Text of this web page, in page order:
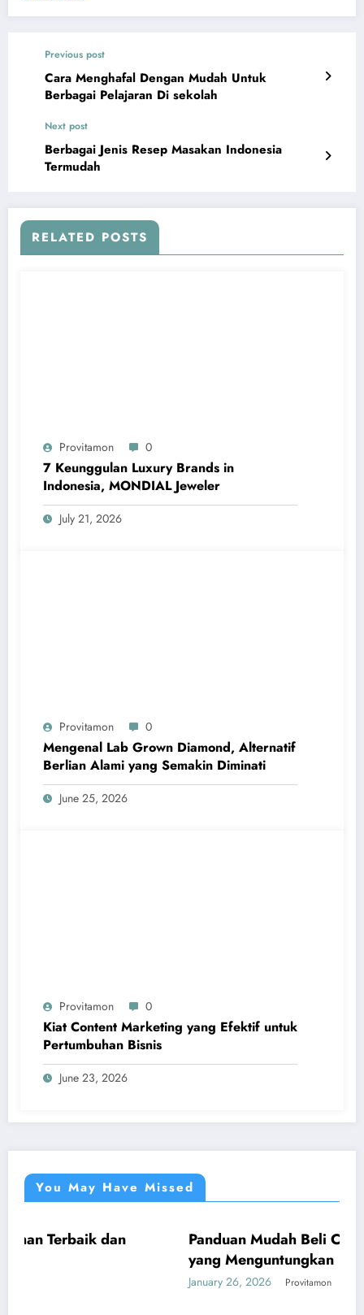
Previous post
Cara Menghafal Dengan Mudah Untuk
Berbagai Pelajaran Di sekolah
Next post
Berbagai Jenis Resep Masakan Indonesia
Termudah
RELATED POSTS
Provitamon 0
7 Keunggulan Luxury Brands in
Indonesia, MONDIAL Jeweler
July 21, 2026
Provitamon 0
Mengenal Lab Grown Diamond, Alternatif
Berlian Alami yang Semakin Diminati
June 25, 2026
Provitamon 0
Kiat Content Marketing yang Efektif untuk
Pertumbuhan Bisnis
June 23, 2026
You May Have Missed
dan UMUM
Panduan Mudah Beli Cincin Berlian
yang Menguntungkan
Provitamon